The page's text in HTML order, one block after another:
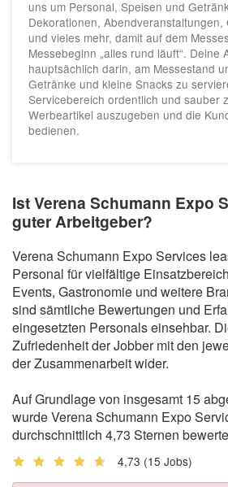
uns um Personal, Speisen und
Dekorationen, Abendveranstaltungen,
und vieles mehr, damit auf dem
Messebeginn „alles rund läuft“. Deine
hauptsächlich darin, am Messestand
Getränke und kleine Snacks zu
Servicebereich ordentlich und sauber
Werbeartikel auszugeben und die
bedienen.
Ist Verena Schumann Expo
guter Arbeitgeber?
Verena Schumann Expo Services
Personal für vielfältige
Events, Gastronomie und weitere
sind sämtliche Bewertungen und
eingesetzten Personals einsehbar.
Zufriedenheit der Jobber mit den
der Zusammenarbeit wider.
Auf Grundlage von insgesamt 15
wurde Verena Schumann Expo
durchschnittlich 4,73 Sternen
4,73 (15 Jobs)